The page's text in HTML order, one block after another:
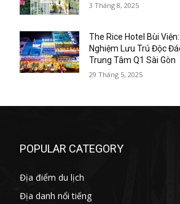
3 Tháng 8, 2025
The Rice Hotel Bùi
Nghiệm Lưu Trú Độc
Trung Tâm Q1 Sài Gòn
29 Tháng 5, 2025
POPULAR CATEGORY
Địa điểm du lịch
Địa danh nổi tiếng